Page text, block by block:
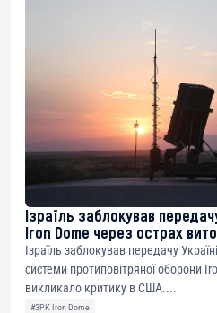
Ізраїль заблокував
Iron Dome через острах
Ізраїль заблокував передачу
системи протиповітряної оборони
викликало критику в США....
#ЗРК Iron Dome